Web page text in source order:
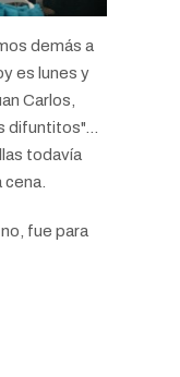
demás a
es lunes y
Carlos,
difuntitos"...
todavía
cena.
fue para